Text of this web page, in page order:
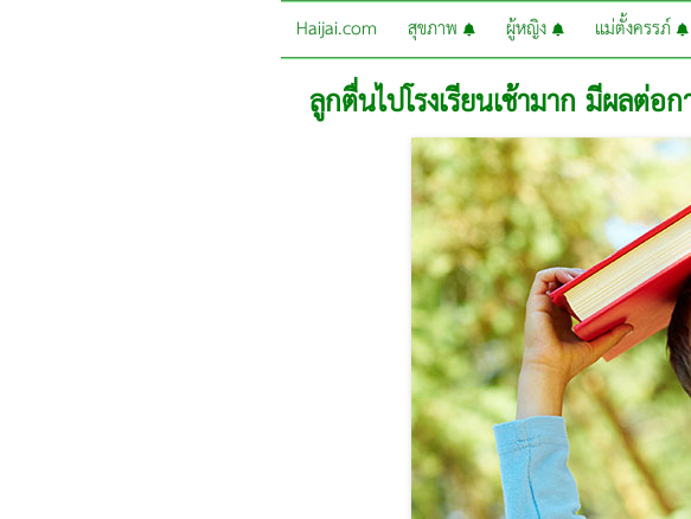
Haijai.com สุขภาพ ผู้หญิง แม่ตั้งครรภ์
ลูกตื่นไปโรงเรียนเช้ามาก มีผลต่อ